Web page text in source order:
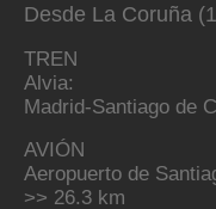
Desde La Coruña
TREN
Alvia:
Madrid-Santiago de
AVIÓN
Aeropuerto de
>> 26.3 km